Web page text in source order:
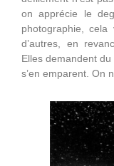
on apprécie le
photographie,
d’autres, en
Elles demandent
s’en emparent. On